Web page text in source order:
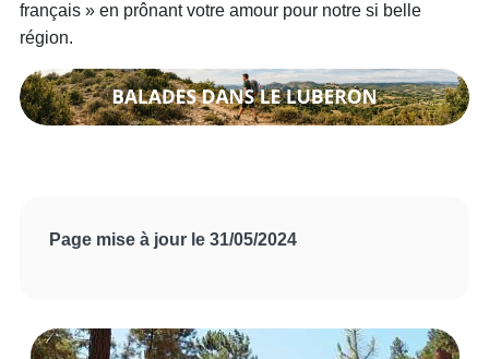
français » en prônant votre amour pour notre si belle
région.
Page mise à jour le 31/05/2024